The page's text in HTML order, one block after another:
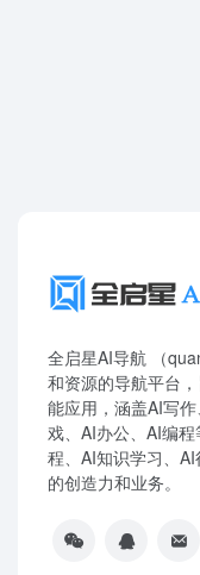
全启星AI导航 （
和资源的导航平台
能应用，涵盖AI写
戏、AI办公、AI编
程、AI知识学习、
的创造力和业务。